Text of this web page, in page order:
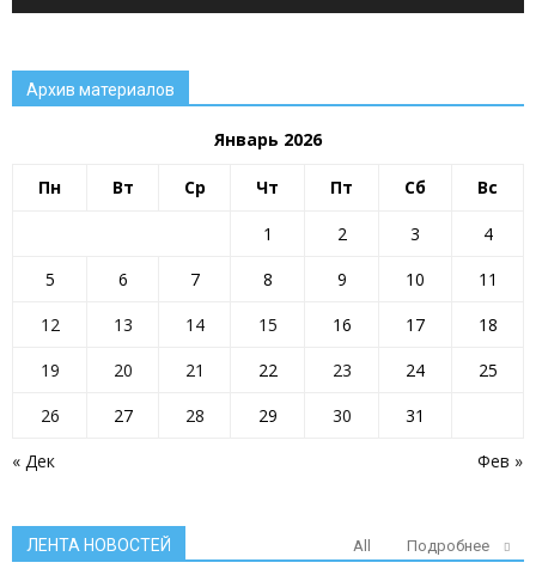
Архив материалов
Январь 2026
Пн Вт Ср Чт Пт Сб Вс
« Дек Фев »
1 2 3
4
5
6 7 8 9 10
11
12
13 14 15 16 17
18
19
20 21 22 23 24
25
26
27 28 29 30 31
ЛЕНТА НОВОСТЕЙ All Подробнее